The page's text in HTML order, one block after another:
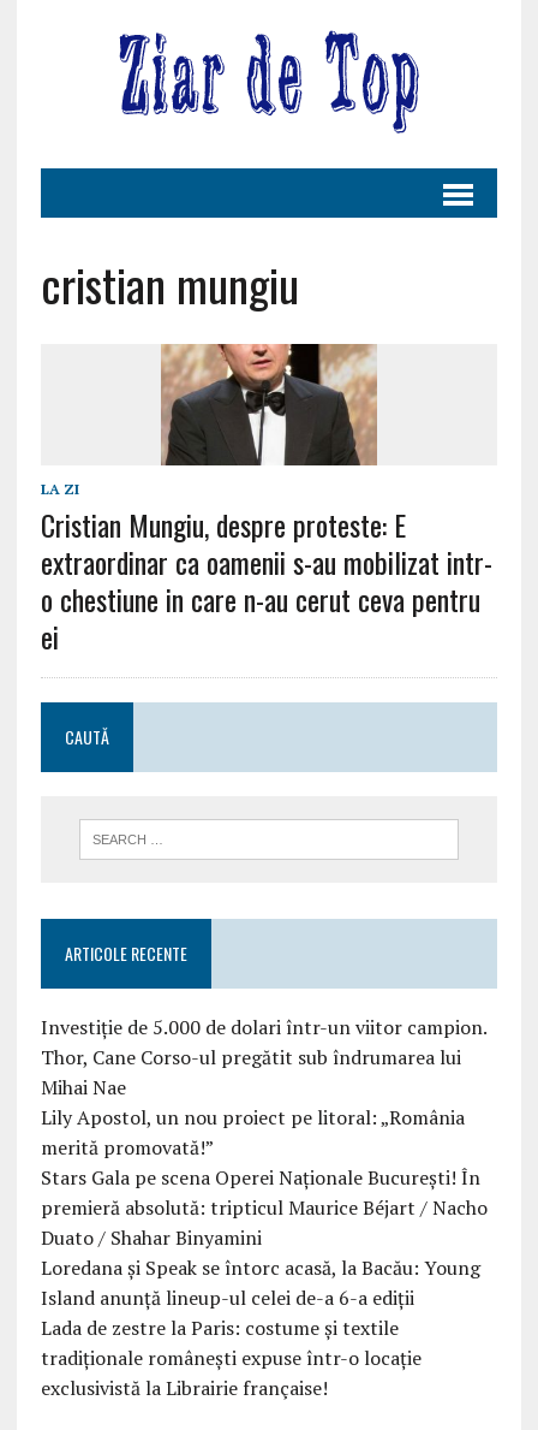
cristian mungiu
LA ZI
Cristian Mungiu, despre proteste: E
extraordinar ca oamenii s-au mobilizat intr-
o chestiune in care n-au cerut ceva pentru
ei
CAUTĂ
ARTICOLE RECENTE
Investiție de 5.000 de dolari într-un viitor campion.
Thor, Cane Corso-ul pregătit sub îndrumarea lui
Mihai Nae
Lily Apostol, un nou proiect pe litoral: „România
merită promovată!”
Stars Gala pe scena Operei Naționale București! În
premieră absolută: tripticul Maurice Béjart / Nacho
Duato / Shahar Binyamini
Loredana și Speak se întorc acasă, la Bacău: Young
Island anunță lineup-ul celei de-a 6-a ediții
Lada de zestre la Paris: costume și textile
tradiționale românești expuse într-o locație
exclusivistă la Librairie française!